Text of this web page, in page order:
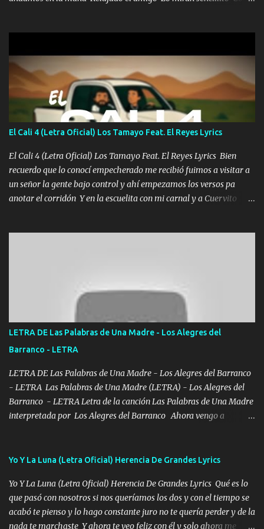
coronamos Se jala los marciales Y sus guitarras ya van sonando
Un gallardo me prendo Para agarrar el vuelo y la mente y
tranquilizando Tomense un buen trago Y así es como empezamos
los versos que voy cantando (Music) A vido alta y bajas La carreta
se atora Pero nunca le aflojamos Ya me han pasado cosas Y
aunque ustedes no sepan Pero la vida es muy corta Hay que
echarle chingazos Y seguir trabajando porque nada es...
El Cali 4 (Letra Oficial) Los Tamayo Feat. El Reyes Lyrics
El Cali 4 (Letra Oficial) Los Tamayo Feat. El Reyes Lyrics Bien
recuerdo que lo conocí empecherado me recibió fuimos a visitar a
un señor la gente bajo control y ahí empezamos los versos pa
anotar el corridón Y en la escuelita con mi carnal y a Cuervito
verde se le extraña pa que sepan Aquí Pura GENTE DE LA RANA 🐸
POR CLAVE ES EL CALI 4 EN LA CIUDAD TIJUANA Música Al
tirante andamos mi carnal atento a cualquier necesidad no porque
se ve limpio el camino nos confiamos al andar y nunca con la
misma piedra me vuelvo a tropezar Cuando ando de enamorado
en corto me tiró a per...
LETRA DE Las Palabras de Una Madre - Los Alegres del
Barranco - LETRA
LETRA DE Las Palabras de Una Madre - Los Alegres del Barranco
- LETRA Las Palabras de Una Madre (LETRA) - Los Alegres del
Barranco - LETRA Letra de la canción Las Palabras de Una Madre
interpretada por Los Alegres del Barranco Ahora vengo a
viento a su hijo y aunque ahora ya este con Dios el destino así lo
seguiré esperando hasta volvernos a vernos El recuerdo que yo
tengo de mi mente no se va, en mi corazón me llevo lo mismo que
tu papá, a veces me pongo triste porque no puedo mirarte, mas se
Yo Y La Luna (Letra Oficial) Herencia De Grandes Lyrics
Yo Y La Luna (Letra Oficial) Herencia De Grandes Lyrics Qué es lo
que pasó con nosotros si nos queríamos los dos y con el tiempo se
acabó te pienso y lo hago constante juro no te quería perder y de la
nada te marchaste Y ahora te veo feliz con él y solo ahora me